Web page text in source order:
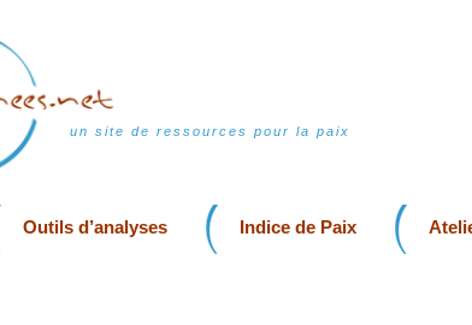
un site de ressources pour la paix
Outils d’analyses Indice de Paix